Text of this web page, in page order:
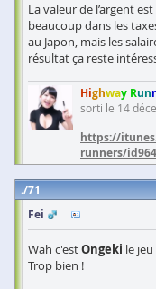
La valeur de l’argent
beaucoup dans les
au Japon, mais les
résultat ça reste
Highway Run
sorti le 14
https://
runners/
71
Fei
Wah c'estOngeki le
Trop bien !